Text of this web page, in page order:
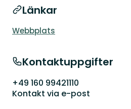
Länkar
Webbplats
Kontaktuppgifter
+49 160 99421110
Kontakt via e-post